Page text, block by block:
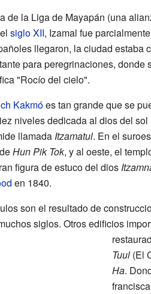
de la Liga de Mayapán (una
siglo XII, Izamal fue
llegaron, la ciudad estaba
para peregrinaciones, donde
"Rocío del cielo".
Kakmóes tan grande que se
niveles dedicada al dios del
llamada Itzamatul. En el
Hun Pik Tok, y al oeste, el
figura de estuco del dios
en 1840.
son el resultado de
siglos. Otros edificios
Tuul(El
Ha.